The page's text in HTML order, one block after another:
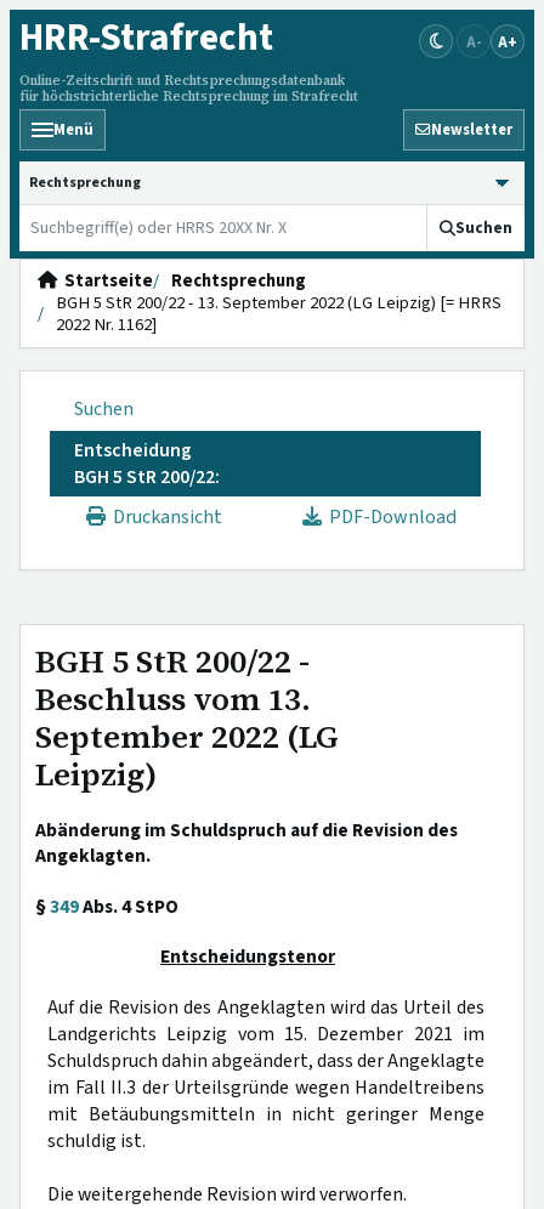
HRR-Strafrecht
Online-Zeitschrift und Rechtsprechungsdatenbank
für höchstrichterliche Rechtsprechung im Strafrecht
A- A+
Menü Newsletter
HRRS durchsuchen
Suchen
Startseite
Rechtsprechung
BGH 5 StR 200/22 - 13. September 2022 (LG Leipzig) [= HRRS
2022 Nr. 1162]
Suchen
Entscheidung
BGH 5 StR 200/22:
Druckansicht
PDF-Download
BGH 5 StR 200/22 -
Beschluss vom 13.
September 2022 (LG
Leipzig)
Abänderung im Schuldspruch auf die Revision des
Angeklagten.
§349Abs. 4 StPO
Entscheidungstenor
Auf die Revision des Angeklagten wird das Urteil des
Landgerichts Leipzig vom 15. Dezember 2021 im
Schuldspruch dahin abgeändert, dass der Angeklagte
im Fall II.3 der Urteilsgründe wegen Handeltreibens
mit Betäubungsmitteln in nicht geringer Menge
schuldig ist.
Die weitergehende Revision wird verworfen.